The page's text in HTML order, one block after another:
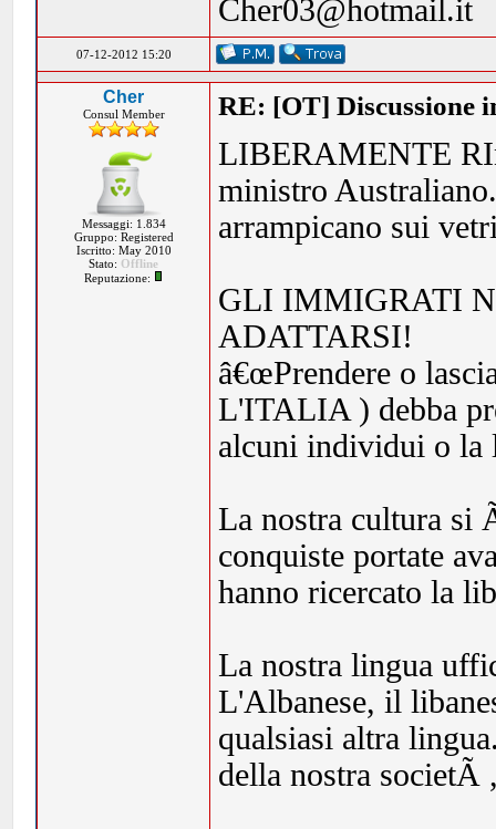
Cher03@hotmail.it
07-12-2012 15:20
Cher
Consul Member
Messaggi: 1.834
Gruppo: Registered
Iscritto: May 2010
Stato: Offline
Reputazione:
RE: [OT] Discussione
LIBERAMENTE
ministro
arrampicano sui
GLI IMMIGRATI
ADATTARSI!
â€œPrendere o
L'ITALIA ) debba
alcuni individui o la
La nostra cultura si
conquiste portate
hanno ricercato la
La nostra lingua
L'Albanese, il
qualsiasi altra
della nostra societÃ